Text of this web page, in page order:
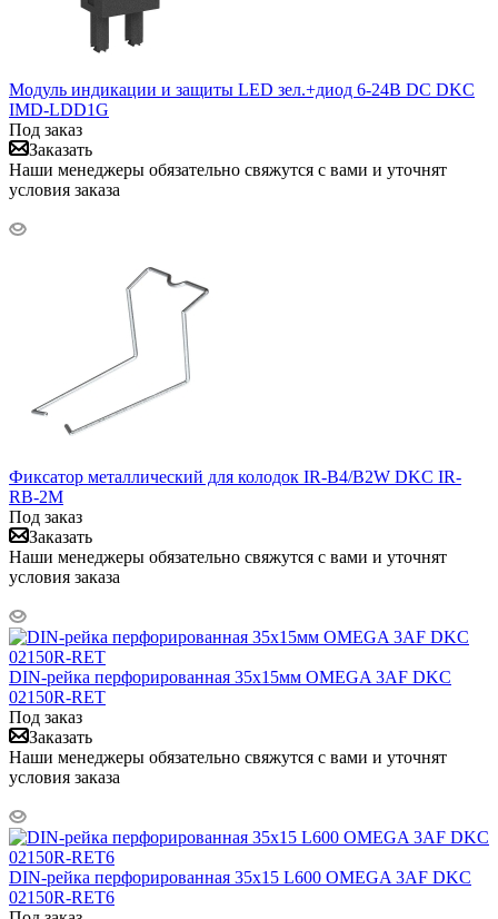
Модуль индикации и защиты LED зел.+диод 6-24В DC DKC
IMD-LDD1G
Под заказ
Заказать
Наши менеджеры обязательно свяжутся с вами и уточнят
условия заказа
Фиксатор металлический для колодок IR-B4/B2W DKC IR-
RB-2M
Под заказ
Заказать
Наши менеджеры обязательно свяжутся с вами и уточнят
условия заказа
DIN-рейка перфорированная 35х15мм OMEGA 3AF DKC
02150R-RET
Под заказ
Заказать
Наши менеджеры обязательно свяжутся с вами и уточнят
условия заказа
DIN-рейка перфорированная 35х15 L600 OMEGA 3AF DKC
02150R-RET6